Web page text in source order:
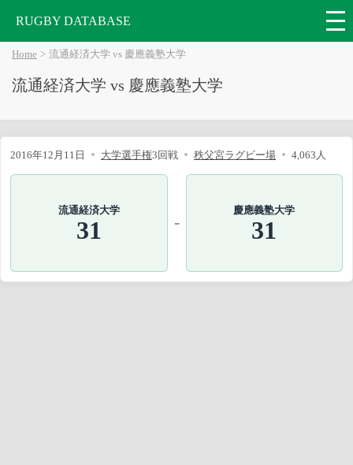
RUGBY DATABASE
Home 流通経済大学 vs 慶應義塾大学
流通経済大学 vs 慶應義塾大学
2016年12月11日 大学選手権3回戦 秩父宮ラグビー場 4,063人
流通経済大学
31 -
慶應義塾大学
31